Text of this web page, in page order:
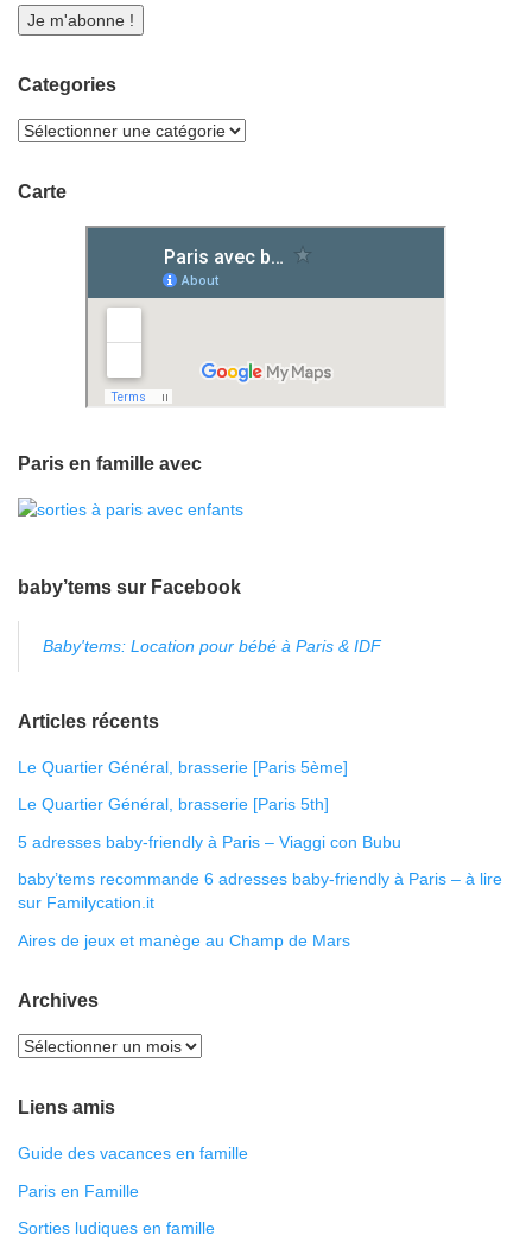
Categories
Carte
Paris en famille avec
baby’tems sur Facebook
Baby'tems: Location pour bébé à Paris & IDF
Articles récents
Le Quartier Général, brasserie [Paris 5ème]
Le Quartier Général, brasserie [Paris 5th]
5 adresses baby-friendly à Paris – Viaggi con Bubu
baby’tems recommande 6 adresses baby-friendly à Paris – à lire
sur Familycation.it
Aires de jeux et manège au Champ de Mars
Archives
Liens amis
Guide des vacances en famille
Paris en Famille
Sorties ludiques en famille